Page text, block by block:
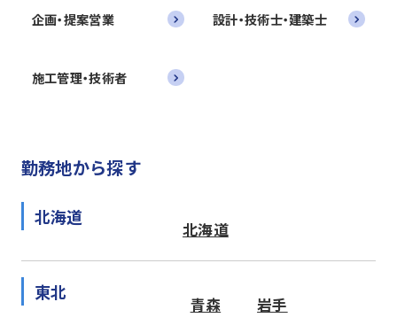
企画・提案営業 設計・技術士・建築士
施工管理・技術者
勤務地から探す
北海道
北海道
東北
青森 岩手